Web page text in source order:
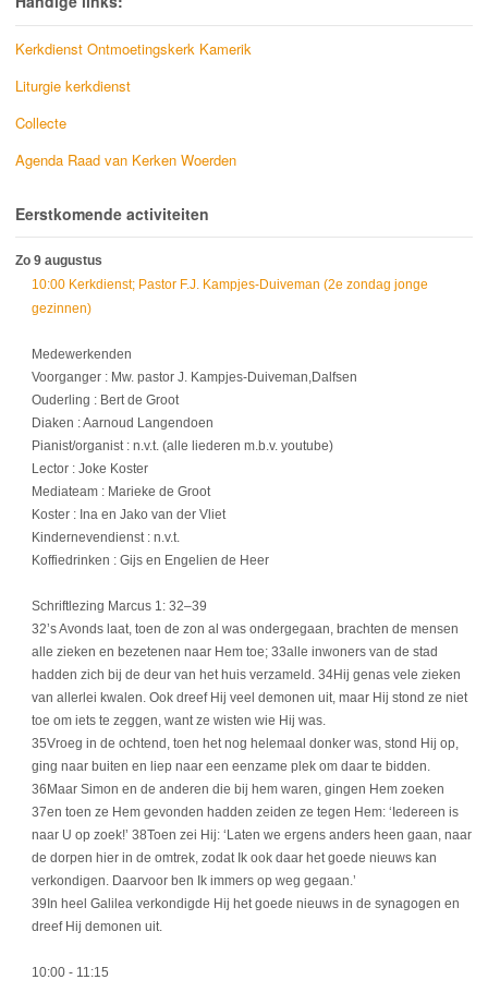
Kerkdienst Ontmoetingskerk Kamerik
Liturgie kerkdienst
Collecte
Agenda Raad van Kerken Woerden
Eerstkomende activiteiten
Zo 9 augustus
10:00 Kerkdienst; Pastor F.J. Kampjes-Duiveman (2e zondag jonge
gezinnen)
Medewerkenden
Voorganger : Mw. pastor J. Kampjes-Duiveman,Dalfsen
Ouderling : Bert de Groot
Diaken : Aarnoud Langendoen
Pianist/organist : n.v.t. (alle liederen m.b.v. youtube)
Lector : Joke Koster
Mediateam : Marieke de Groot
Koster : Ina en Jako van der Vliet
Kindernevendienst : n.v.t.
Koffiedrinken : Gijs en Engelien de Heer
Schriftlezing Marcus 1: 32–39
32’s Avonds laat, toen de zon al was ondergegaan, brachten de mensen
alle zieken en bezetenen naar Hem toe; 33alle inwoners van de stad
hadden zich bij de deur van het huis verzameld. 34Hij genas vele zieken
van allerlei kwalen. Ook dreef Hij veel demonen uit, maar Hij stond ze niet
toe om iets te zeggen, want ze wisten wie Hij was.
35Vroeg in de ochtend, toen het nog helemaal donker was, stond Hij op,
ging naar buiten en liep naar een eenzame plek om daar te bidden.
36Maar Simon en de anderen die bij hem waren, gingen Hem zoeken
37en toen ze Hem gevonden hadden zeiden ze tegen Hem: ‘Iedereen is
naar U op zoek!’ 38Toen zei Hij: ‘Laten we ergens anders heen gaan, naar
de dorpen hier in de omtrek, zodat Ik ook daar het goede nieuws kan
verkondigen. Daarvoor ben Ik immers op weg gegaan.’
39In heel Galilea verkondigde Hij het goede nieuws in de synagogen en
dreef Hij demonen uit.
10:00 - 11:15